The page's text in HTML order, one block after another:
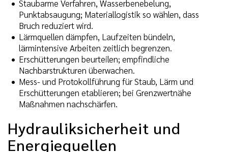
Staubarme Verfahren, Wasserbenebelung,
Punktabsaugung; Materiallogistik so wählen, dass
Bruch reduziert wird.
Lärmquellen dämpfen, Laufzeiten bündeln,
lärmintensive Arbeiten zeitlich begrenzen.
Erschütterungen beurteilen; empfindliche
Nachbarstrukturen überwachen.
Mess- und Protokollführung für Staub, Lärm und
Erschütterungen etablieren; bei Grenzwertnähe
Maßnahmen nachschärfen.
Hydrauliksicherheit und
Energiequellen